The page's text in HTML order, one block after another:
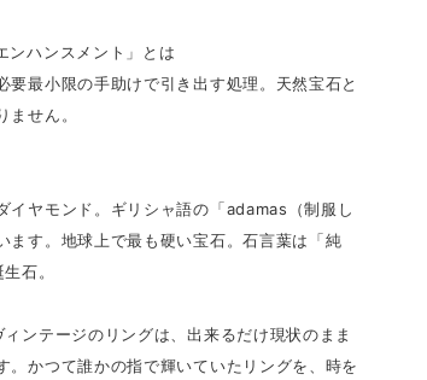
ンハンスメント」とは
要最小限の手助けで引き出す処理。天然宝石と
ません。
イヤモンド。ギリシャ語の「adamas（制服し
ます。地球上で最も硬い宝石。石言葉は「純
石。
ンテージのリングは、出来るだけ現状のまま
。かつて誰かの指で輝いていたリングを、時を